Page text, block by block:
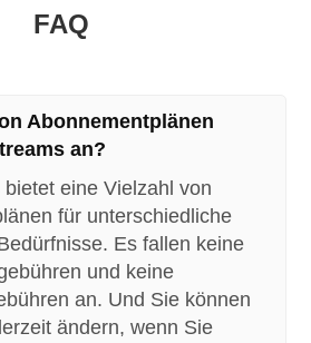
FAQ
Abonnementplänen
an?
eine Vielzahl von
für unterschiedliche
Es fallen keine
und keine
an. Und Sie können
ändern, wenn Sie